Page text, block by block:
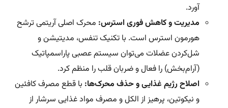
آورد.
مدیریت و کاهش فوری استرس: محرک‌ اصلی آریتمی ترشح
هورمون‌ استرس است. با تکنیک تنفس، مدیتیشن و
شل‌کردن عضلات می‌توان سیستم عصبی پاراسمپاتیک
(آرام‌بخش) را فعال و ضربان قلب را منظم کرد.
اصلاح رژیم غذایی و حذف محرک‌ها: با قطع مصرف کافئین
و نیکوتین، پرهیز از الکل و مصرف مواد غذایی سرشار از